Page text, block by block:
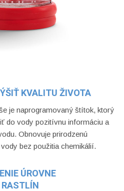
KVALITU ŽIVOTA
je naprogramovaný štítok, ktorý
do vody pozitívnu informáciu a
Obnovuje prirodzenú
bez použitia chemikálií.
ÚROVNE